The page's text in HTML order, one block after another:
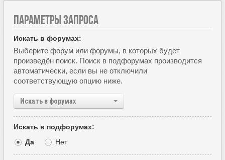
ПАРАМЕТРЫ ЗАПРОСА
Искать в форумах:
Выберите форум или форумы, в которых будет
произведён поиск. Поиск в подфорумах производится
автоматически, если вы не отключили
соответствующую опцию ниже.
Искать в форумах
Искать в подфорумах:
Да
Нет